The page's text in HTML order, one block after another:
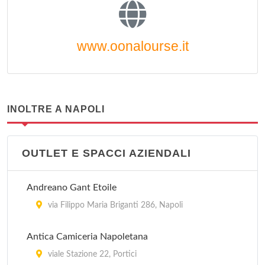
www.oonalourse.it
INOLTRE A NAPOLI
OUTLET E SPACCI AZIENDALI
Andreano Gant Etoile
via Filippo Maria Briganti 286, Napoli
Antica Camiceria Napoletana
viale Stazione 22, Portici